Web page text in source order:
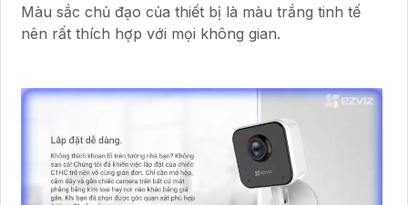
Màu sắc chủ đạo của thiết bị là màu trắng tinh tế
nên rất thích hợp với mọi không gian.